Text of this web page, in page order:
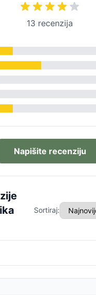
13 recenzija
Napišite recenziju
Sortiraj: